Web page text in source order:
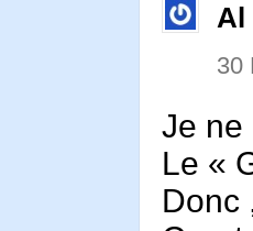
Al
30
Je ne
Le «
Donc